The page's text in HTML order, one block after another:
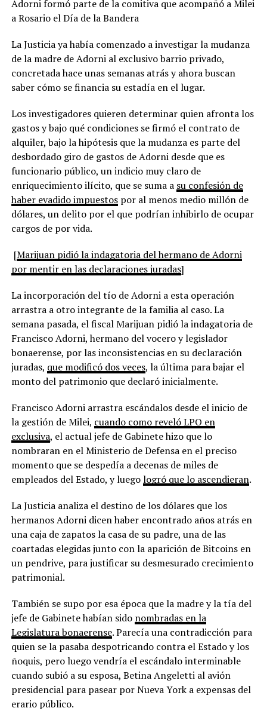
Adorni formó parte de la comitiva que acompañó a Milei
a Rosario el Día de la Bandera
La Justicia ya había comenzado a investigar la mudanza
de la madre de Adorni al exclusivo barrio privado,
concretada hace unas semanas atrás y ahora buscan
saber cómo se financia su estadía en el lugar.
Los investigadores quieren determinar quien afronta los
gastos y bajo qué condiciones se firmó el contrato de
alquiler, bajo la hipótesis que la mudanza es parte del
desbordado giro de gastos de Adorni desde que es
funcionario público, un indicio muy claro de
enriquecimiento ilícito, que se suma a su confesión de
haber evadido impuestospor al menos medio millón de
dólares, un delito por el que podrían inhibirlo de ocupar
cargos de por vida.
[Marijuan pidió la indagatoria del hermano de Adorni
por mentir en las declaraciones juradas]
La incorporación del tío de Adorni a esta operación
arrastra a otro integrante de la familia al caso. La
semana pasada, el fiscal Marijuan pidió la indagatoria de
Francisco Adorni, hermano del vocero y legislador
bonaerense, por las inconsistencias en su declaración
juradas, que modificó dos veces, la última para bajar el
monto del patrimonio que declaró inicialmente.
Francisco Adorni arrastra escándalos desde el inicio de
la gestión de Milei, cuando como reveló LPO en
exclusiva, el actual jefe de Gabinete hizo que lo
nombraran en el Ministerio de Defensa en el preciso
momento que se despedía a decenas de miles de
empleados del Estado, y luegologró que lo ascendieran.
La Justicia analiza el destino de los dólares que los
hermanos Adorni dicen haber encontrado años atrás en
una caja de zapatos la casa de su padre, una de las
coartadas elegidas junto con la aparición de Bitcoins en
un pendrive, para justificar su desmesurado crecimiento
patrimonial.
También se supo por esa época que la madre y la tía del
jefe de Gabinete habían sido nombradas en la
Legislatura bonaerense. Parecía una contradicción para
quien se la pasaba despotricando contra el Estado y los
ñoquis, pero luego vendría el escándalo interminable
cuando subió a su esposa, Betina Angeletti al avión
presidencial para pasear por Nueva York a expensas del
erario público.